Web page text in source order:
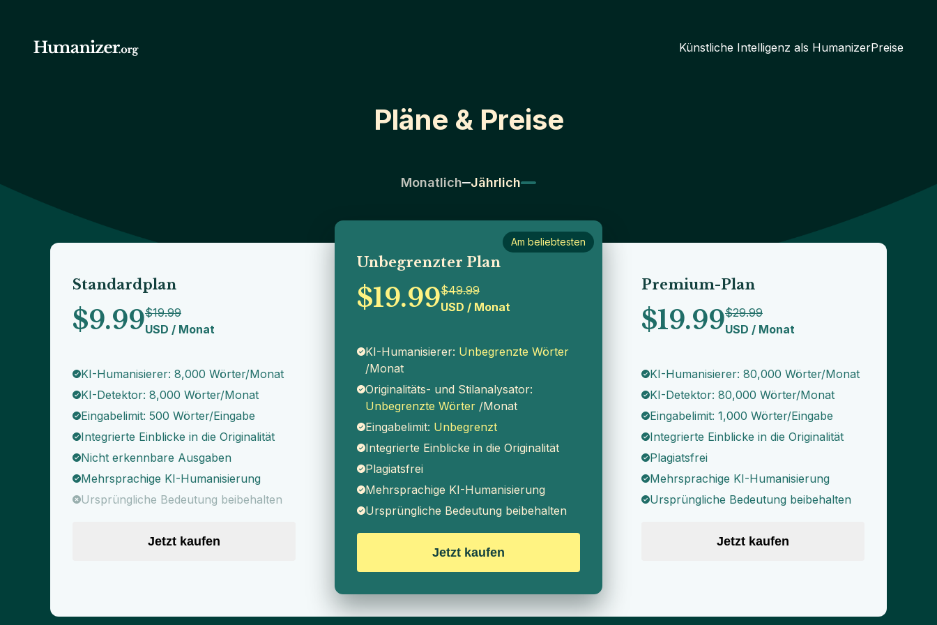
Künstliche Intelligenz als HumanizerPreise
Pläne & Preise
Monatlich Jährlich
Standardplan
$9.99$19.99
USD / Monat
KI-Humanisierer: 8,000 Wörter/Monat
KI-Detektor: 8,000 Wörter/Monat
Eingabelimit: 500 Wörter/Eingabe
Integrierte Einblicke in die Originalität
Nicht erkennbare Ausgaben
Mehrsprachige KI-Humanisierung
Ursprüngliche Bedeutung beibehalten
Jetzt kaufen
Am beliebtesten
Unbegrenzter Plan
$19.99$49.99
USD / Monat
KI-Humanisierer: Unbegrenzte Wörter
/Monat
Originalitäts- und Stilanalysator:
Unbegrenzte Wörter /Monat
Eingabelimit: Unbegrenzt
Integrierte Einblicke in die Originalität
Plagiatsfrei
Mehrsprachige KI-Humanisierung
Ursprüngliche Bedeutung beibehalten
Jetzt kaufen
Premium-Plan
$19.99$29.99
USD / Monat
KI-Humanisierer: 80,000 Wörter/Monat
KI-Detektor: 80,000 Wörter/Monat
Eingabelimit: 1,000 Wörter/Eingabe
Integrierte Einblicke in die Originalität
Plagiatsfrei
Mehrsprachige KI-Humanisierung
Ursprüngliche Bedeutung beibehalten
Jetzt kaufen